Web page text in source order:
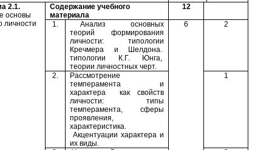
2.1.
основы
личности
Содержание учебного
материала
12
1.
Анализ основных
теорий формирования
личности: типологии
Кречмера и Шелдона.
типологии К.Г. Юнга,
теории личностных черт.
6 2
2.
Рассмотрение
темперамента и
характера как свойств
личности: типы
темперамента, сферы
проявления,
характеристика.
Акцентуации характера и
их виды.
1